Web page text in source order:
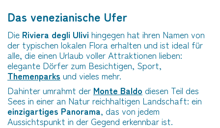
Das venezianische Ufer
Die Riviera degli Ulivi hingegen hat ihren Namen von
der typischen lokalen Flora erhalten und ist ideal für
alle, die einen Urlaub voller Attraktionen lieben:
elegante Dörfer zum Besichtigen, Sport,
Themenparks und vieles mehr.
Dahinter umrahmt der Monte Baldo diesen Teil des
Sees in einer an Natur reichhaltigen Landschaft: ein
einzigartiges Panorama, das von jedem
Aussichtspunkt in der Gegend erkennbar ist.